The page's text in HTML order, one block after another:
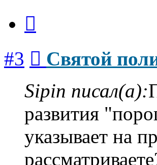
#3
Святой
Sipin писал(а):
развития
указывает на